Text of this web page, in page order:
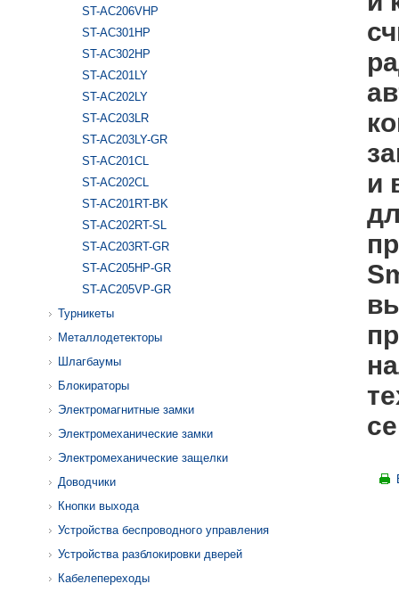
ST-AC206VHP
ST-AC301HP
ST-AC302HP
ST-AC201LY
ST-AC202LY
ST-AC203LR
ST-AC203LY-GR
ST-AC201CL
ST-AC202CL
ST-AC201RT-BK
ST-AC202RT-SL
ST-AC203RT-GR
ST-AC205HP-GR
ST-AC205VP-GR
Турникеты
Металлодетекторы
Шлагбаумы
Блокираторы
Электромагнитные замки
Электромеханические замки
Электромеханические защелки
Доводчики
Кнопки выхода
Устройства беспроводного управления
Устройства разблокировки дверей
Кабелепереходы
и